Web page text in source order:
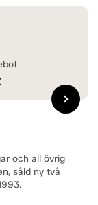
och all övrig
såld ny två
chevron_right